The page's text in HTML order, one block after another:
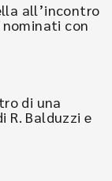
all’incontro
con
di una
R. Balduzzi e